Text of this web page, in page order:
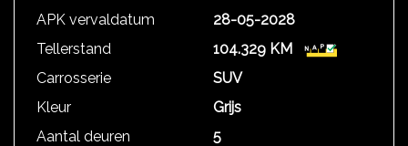
APK vervaldatum
28-05-2028
Tellerstand
104.329 KM
Carrosserie
SUV
Kleur
Grijs
Aantal deuren
5